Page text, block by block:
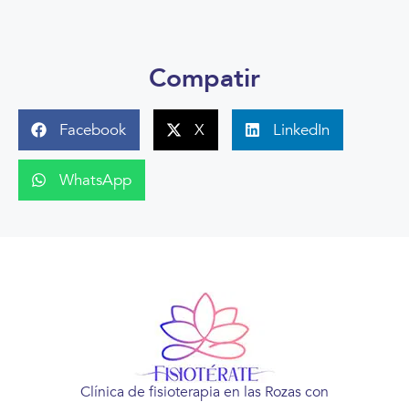
Compatir
Facebook X LinkedIn
WhatsApp
Clínica de fisioterapia en las Rozas con